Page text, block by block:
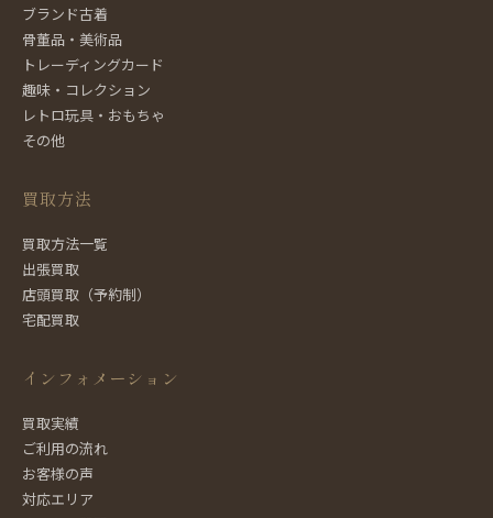
ブランド古着
骨董品・美術品
トレーディングカード
趣味・コレクション
レトロ玩具・おもちゃ
その他
買取方法
買取方法一覧
出張買取
店頭買取（予約制）
宅配買取
インフォメーション
買取実績
ご利用の流れ
お客様の声
対応エリア